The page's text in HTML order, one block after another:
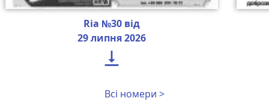
Ria №30 від
29 липня 2026

Всі номери >